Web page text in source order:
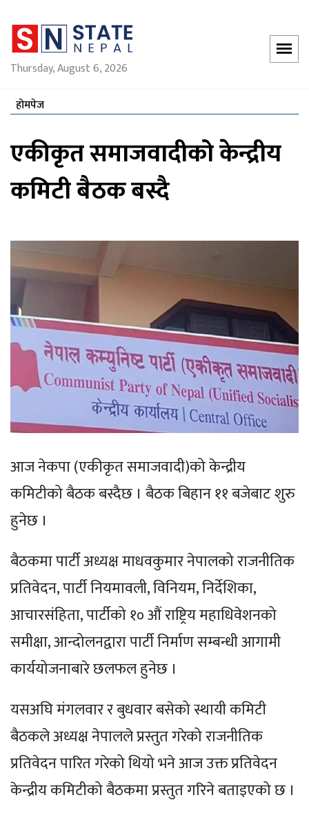
Thursday, August 6, 2026
होमपेज
एकीकृत समाजवादीको केन्द्रीय
कमिटी बैठक बस्दै
आज नेकपा (एकीकृत समाजवादी)को केन्द्रीय
कमिटीको बैठक बस्दैछ । बैठक बिहान ११ बजेबाट शुरु
हुनेछ ।
बैठकमा पार्टी अध्यक्ष माधवकुमार नेपालको राजनीतिक
प्रतिवेदन, पार्टी नियमावली, विनियम, निर्देशिका,
आचारसंहिता, पार्टीको १० औं राष्ट्रिय महाधिवेशनको
समीक्षा, आन्दोलनद्वारा पार्टी निर्माण सम्बन्धी आगामी
कार्ययोजनाबारे छलफल हुनेछ ।
यसअघि मंगलवार र बुधवार बसेको स्थायी कमिटी
बैठकले अध्यक्ष नेपालले प्रस्तुत गरेको राजनीतिक
प्रतिवेदन पारित गरेको थियो भने आज उक्त प्रतिवेदन
केन्द्रीय कमिटीको बैठकमा प्रस्तुत गरिने बताइएको छ ।